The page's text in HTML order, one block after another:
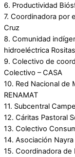
6. Productividad
7. Coordinadora por
Cruz
8. Comunidad
hidroeléctrica Rositas
9. Colectivo de
Colectivo – CASA
10. Red Nacional de
RENAMAT
11. Subcentral
12. Cáritas Pastoral
13. Colectivo
14. Asociación Nayra
15. Coordinadora de